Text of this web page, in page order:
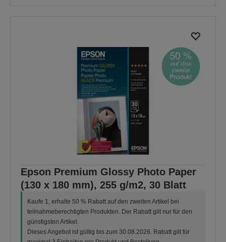
Epson Premium Glossy Photo Paper
(130 x 180 mm), 255 g/m2, 30 Blatt
Kaufe 1, erhalte 50 % Rabatt auf den zweiten Artikel bei
teilnahmeberechtigten Produkten. Der Rabatt gilt nur für den
günstigsten Artikel.
Dieses Angebot ist gültig bis zum 30.08.2026. Rabatt gilt für